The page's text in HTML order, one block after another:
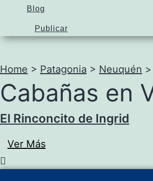
Blog
Publicar
Home > Patagonia > Neuquén >
Cabañas en
El Rinconcito de Ingrid
Ver Más